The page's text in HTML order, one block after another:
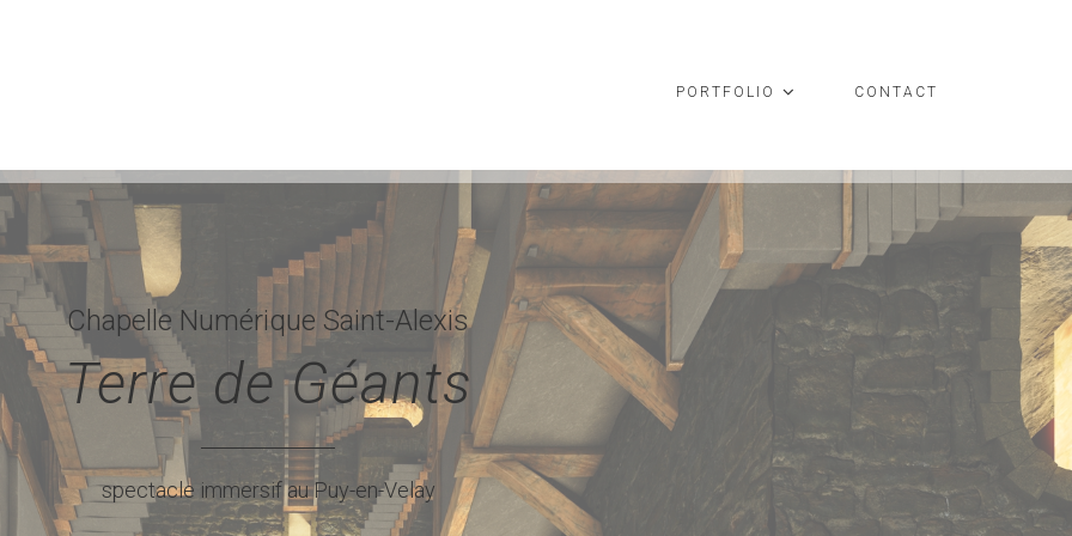
PORTFOLIO CONTACT
Chapelle Numérique Saint-Alexis
Terre de Géants
spectacle immersif au Puy-en-Velay